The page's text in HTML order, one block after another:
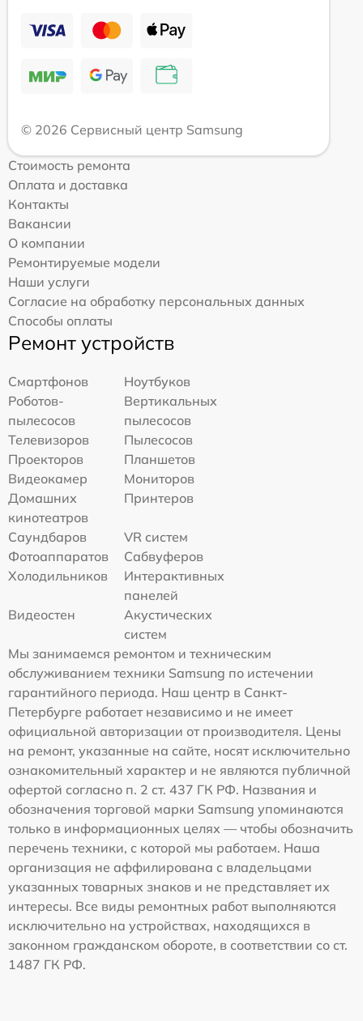
© 2026 Сервисный центр Samsung
Стоимость ремонта
Оплата и доставка
Контакты
Вакансии
О компании
Ремонтируемые модели
Наши услуги
Согласие на обработку персональных данных
Способы оплаты
Ремонт устройств
Смартфонов
Ноутбуков
Роботов-
пылесосов
Вертикальных
пылесосов
Телевизоров
Пылесосов
Проекторов
Планшетов
Видеокамер
Мониторов
Домашних
кинотеатров
Принтеров
Саундбаров
VR систем
Фотоаппаратов
Сабвуферов
Холодильников
Интерактивных
панелей
Видеостен
Акустических
систем
Мы занимаемся ремонтом и техническим
обслуживанием техники Samsung по истечении
гарантийного периода. Наш центр в Санкт-
Петербурге работает независимо и не имеет
официальной авторизации от производителя. Цены
на ремонт, указанные на сайте, носят исключительно
ознакомительный характер и не являются публичной
офертой согласно п. 2 ст. 437 ГК РФ. Названия и
обозначения торговой марки Samsung упоминаются
только в информационных целях — чтобы обозначить
перечень техники, с которой мы работаем. Наша
организация не аффилирована с владельцами
указанных товарных знаков и не представляет их
интересы. Все виды ремонтных работ выполняются
исключительно на устройствах, находящихся в
законном гражданском обороте, в соответствии со ст.
1487 ГК РФ.